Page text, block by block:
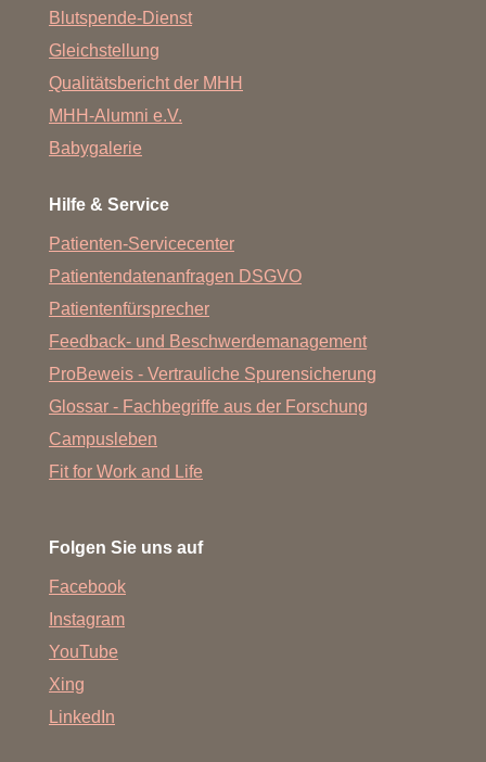
Blutspende-Dienst
Gleichstellung
Qualitätsbericht der MHH
MHH-Alumni e.V.
Babygalerie
Hilfe & Service
Patienten-Servicecenter
Patientendatenanfragen DSGVO
Patientenfürsprecher
Feedback- und Beschwerdemanagement
ProBeweis - Vertrauliche Spurensicherung
Glossar - Fachbegriffe aus der Forschung
Campusleben
Fit for Work and Life
Folgen Sie uns auf
Facebook
Instagram
YouTube
Xing
LinkedIn